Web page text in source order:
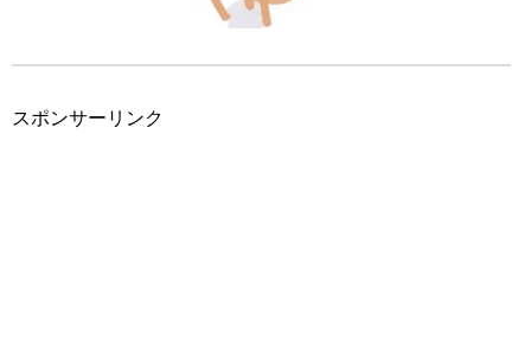
スポンサーリンク